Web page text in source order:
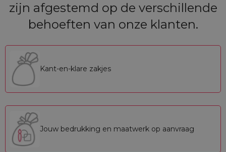
zijn afgestemd op de verschillende
behoeften van onze klanten.
Kant-en-klare zakjes
Jouw bedrukking en maatwerk op aanvraag